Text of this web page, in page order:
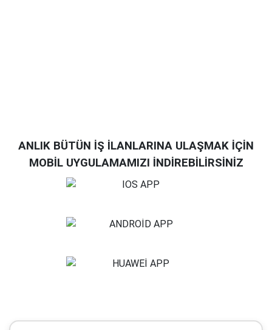
ANLIK BÜTÜN İŞ İLANLARINA ULAŞMAK İÇİN
MOBİL UYGULAMAMIZI İNDİREBİLİRSİNİZ